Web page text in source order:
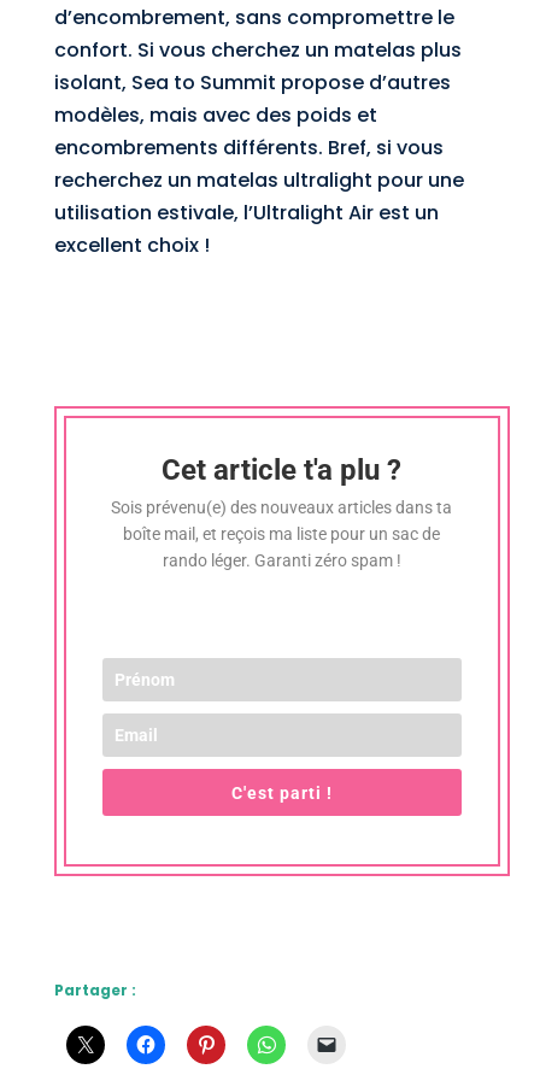
d’encombrement, sans compromettre le
confort. Si vous cherchez un matelas plus
isolant, Sea to Summit propose d’autres
modèles, mais avec des poids et
encombrements différents. Bref, si vous
recherchez un matelas ultralight pour une
utilisation estivale, l’Ultralight Air est un
excellent choix !
Cet article t'a plu ?
Sois prévenu(e) des nouveaux articles dans ta
boîte mail, et reçois ma liste pour un sac de
rando léger. Garanti zéro spam !
C'est parti !
Partager :